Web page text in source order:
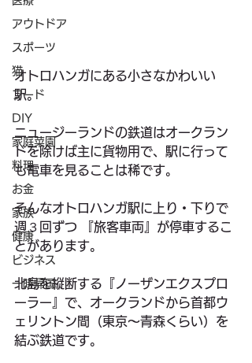
アウトドア
スポーツ
猫
フード
DIY
家庭菜園
料理
お金
家族
健康
ビジネス
一時帰国
オトロハンガにある小さなかわいい
駅。
ニュージーランドの鉄道はオークラン
ドを除けば主に貨物用で、駅に行って
も電車を見ることは稀です。
そんなオトロハンガ駅に上り・下りで
週３回ずつ 『旅客車両』が停車するこ
とがあります。
北島を縦断する『ノーザンエクスプロ
ーラー』で、オークランドから首都ウ
ェリントン間（東京〜青森くらい）を
結ぶ鉄道です。